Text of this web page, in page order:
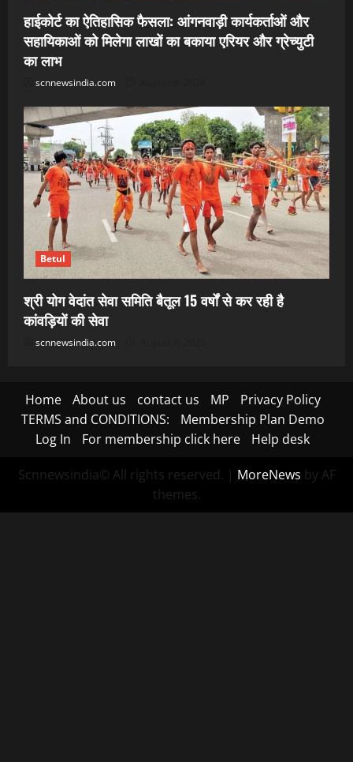
हाईकोर्ट का ऐतिहासिक फैसला: आंगनवाड़ी कार्यकर्ताओं और
सहायिकाओं को मिलेगा लाखों का बकाया एरियर और ग्रेच्युटी
का लाभ
scnnewsindia.com
Betul
श्री योग वेदांत सेवा समिति बैतूल 15 वर्षों से कर रही है
कांवड़ियों की सेवा
scnnewsindia.com
Home About us contact us MP
Privacy Policy
TERMS and CONDITIONS:
Membership Plan Demo
Log In
For membership click here Help desk
Scnnewsindia© All rights reserved. | MoreNews by AF
themes.